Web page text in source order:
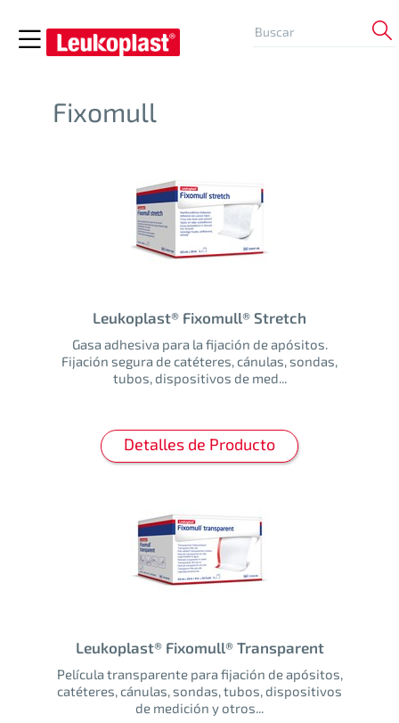
Fixomull
Leukoplast® Fixomull® Stretch
Gasa adhesiva para la fijación de apósitos.
Fijación segura de catéteres, cánulas, sondas,
tubos, dispositivos de med...
Detalles de Producto
Leukoplast® Fixomull® Transparent
Película transparente para fijación de apósitos,
catéteres, cánulas, sondas, tubos, dispositivos
de medición y otros...